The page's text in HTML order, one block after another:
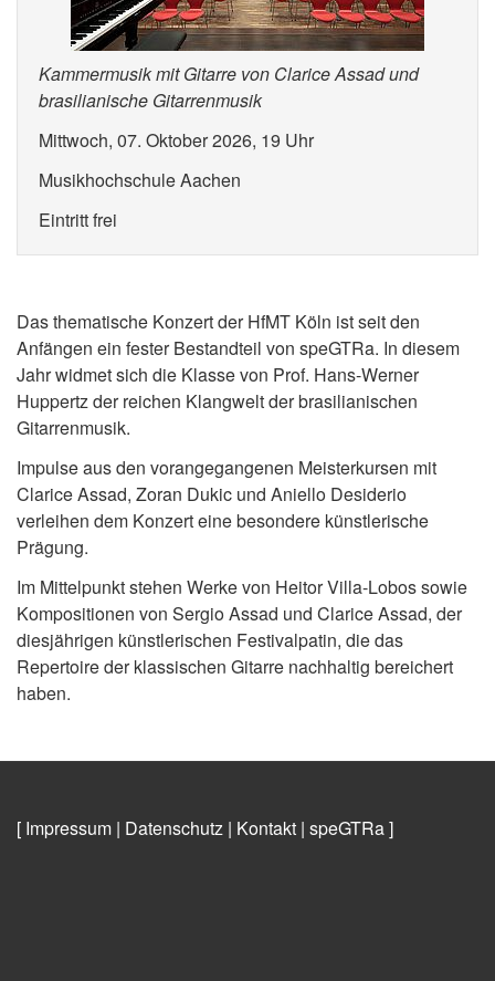
Kammermusik mit Gitarre von Clarice Assad und
brasilianische Gitarrenmusik
Mittwoch, 07. Oktober 2026, 19 Uhr
Musikhochschule Aachen
Eintritt frei
Das thematische Konzert der HfMT Köln ist seit den
Anfängen ein fester Bestandteil von speGTRa. In diesem
Jahr widmet sich die Klasse von Prof. Hans-Werner
Huppertz der reichen Klangwelt der brasilianischen
Gitarrenmusik.
Impulse aus den vorangegangenen Meisterkursen mit
Clarice Assad, Zoran Dukic und Aniello Desiderio
verleihen dem Konzert eine besondere künstlerische
Prägung.
Im Mittelpunkt stehen Werke von Heitor Villa-Lobos sowie
Kompositionen von Sergio Assad und Clarice Assad, der
diesjährigen künstlerischen Festivalpatin, die das
Repertoire der klassischen Gitarre nachhaltig bereichert
haben.
[ Impressum | Datenschutz | Kontakt | speGTRa]